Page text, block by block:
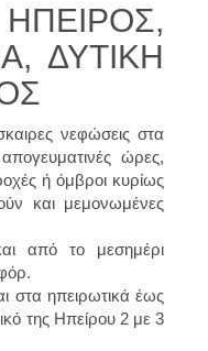
ΗΠΕΙΡΟΣ,
ΔΥΤΙΚΗ
νεφώσεις στα
ώρες,
ή όμβροι κυρίως
και μεμονωμένες
από το μεσημέρι
στα ηπειρωτικά έως
της Ηπείρου 2 με 3